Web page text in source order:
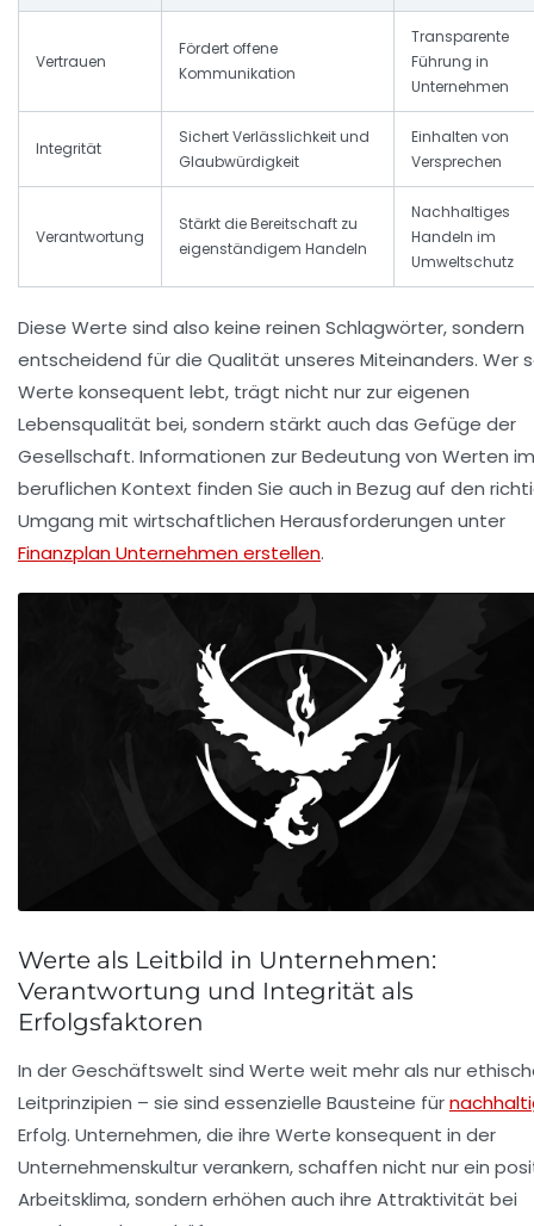
Vertrauen
Fördert offene
Kommunikation
Transparente
Führung in
Unternehmen
Integrität
Sichert Verlässlichkeit und
Glaubwürdigkeit
Einhalten von
Versprechen
Verantwortung
Stärkt die Bereitschaft zu
eigenständigem Handeln
Nachhaltiges
Handeln im
Umweltschutz
Diese Werte sind also keine reinen Schlagwörter, sondern
entscheidend für die Qualität unseres Miteinanders. Wer
Werte konsequent lebt, trägt nicht nur zur eigenen
Lebensqualität bei, sondern stärkt auch das Gefüge der
Gesellschaft. Informationen zur Bedeutung von Werten im
beruflichen Kontext finden Sie auch in Bezug auf den
Umgang mit wirtschaftlichen Herausforderungen unter
Finanzplan Unternehmen erstellen.
Werte als Leitbild in Unternehmen:
Verantwortung und Integrität als
Erfolgsfaktoren
In der Geschäftswelt sind Werte weit mehr als nur
Leitprinzipien – sie sind essenzielle Bausteine für
Erfolg. Unternehmen, die ihre Werte konsequent in der
Unternehmenskultur verankern, schaffen nicht nur ein
Arbeitsklima, sondern erhöhen auch ihre Attraktivität bei